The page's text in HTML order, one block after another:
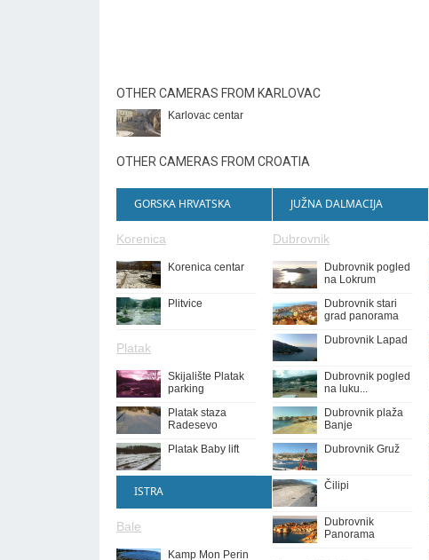
OTHER CAMERAS FROM KARLOVAC
Karlovac centar
OTHER CAMERAS FROM CROATIA
GORSKA HRVATSKA
Korenica
Korenica centar
Plitvice
Platak
Skijalište Platak
parking
Platak staza
Radesevo
Platak Baby lift
ISTRA
Bale
Kamp Mon Perin
JUŽNA DALMACIJA
Dubrovnik
Dubrovnik pogled
na Lokrum
Dubrovnik stari
grad panorama
Dubrovnik Lapad
Dubrovnik pogled
na luku...
Dubrovnik plaža
Banje
Dubrovnik Gruž
Čilipi
Dubrovnik
Panorama